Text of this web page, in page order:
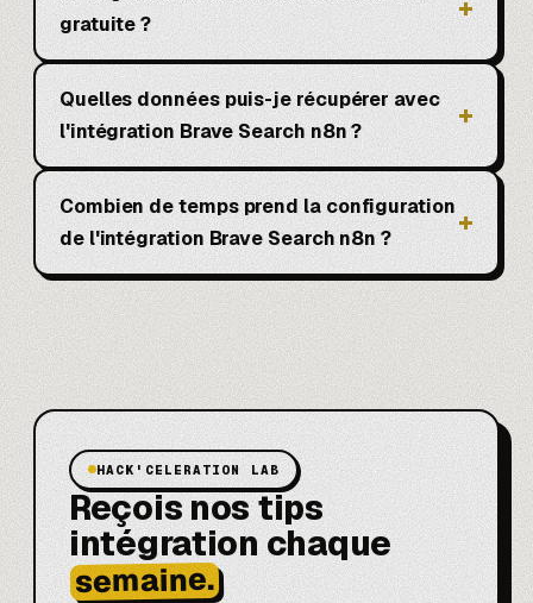
gratuite ?
Quelles données puis-je récupérer avec
l'intégration Brave Search n8n ?
Combien de temps prend la configuration
de l'intégration Brave Search n8n ?
HACK'CELERATION LAB
Reçois nos tips
intégration chaque
semaine.